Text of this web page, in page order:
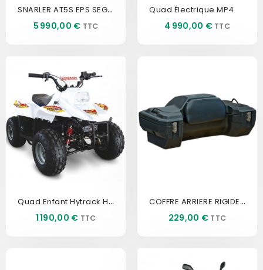
SNARLER AT5S EPS SEGWAY
Prix
5 990,00 €
Quad Électrique MP4
Prix
4 990,00 €
Quad Enfant Hytrack HY 50SX
Prix
1 190,00 €
COFFRE ARRIERE RIGIDE DOSSERET
Prix
229,00 €